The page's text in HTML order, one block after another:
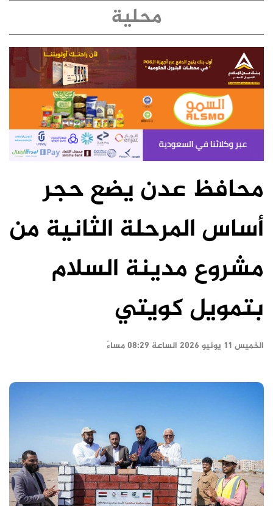
محلية
محافظ عدن يضع حجر
أساس المرحلة الثانية من
مشروع مدينة السلام
بتمويل كويتي
الخميس ١١ يونيو ٢٠٢٦ الساعة ٠٨:٢٩ مساءً